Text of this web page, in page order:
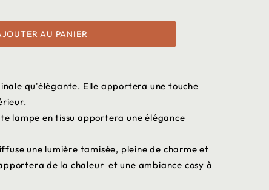
AU PANIER
qu'élégante. Elle apportera une touche
lampe en tissu apportera une élégance
une lumière tamisée, pleine de charme et
de la chaleur et une ambiance cosy à